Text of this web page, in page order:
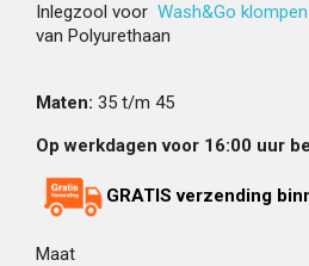
Inlegzool voor Wash&Go klompen
van Polyurethaan
Maten: 35 t/m 45
Op werkdagen voor 16:00 uur
GRATIS verzending
Maat